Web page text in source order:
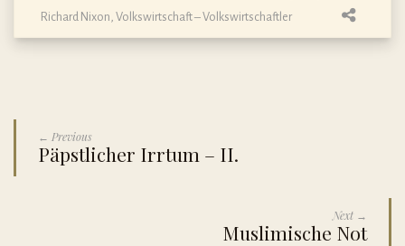
Richard Nixon Volkswirtschaft – Volkswirtschaftler
← Previous
Päpstlicher Irrtum – II.
Next →
Muslimische Not